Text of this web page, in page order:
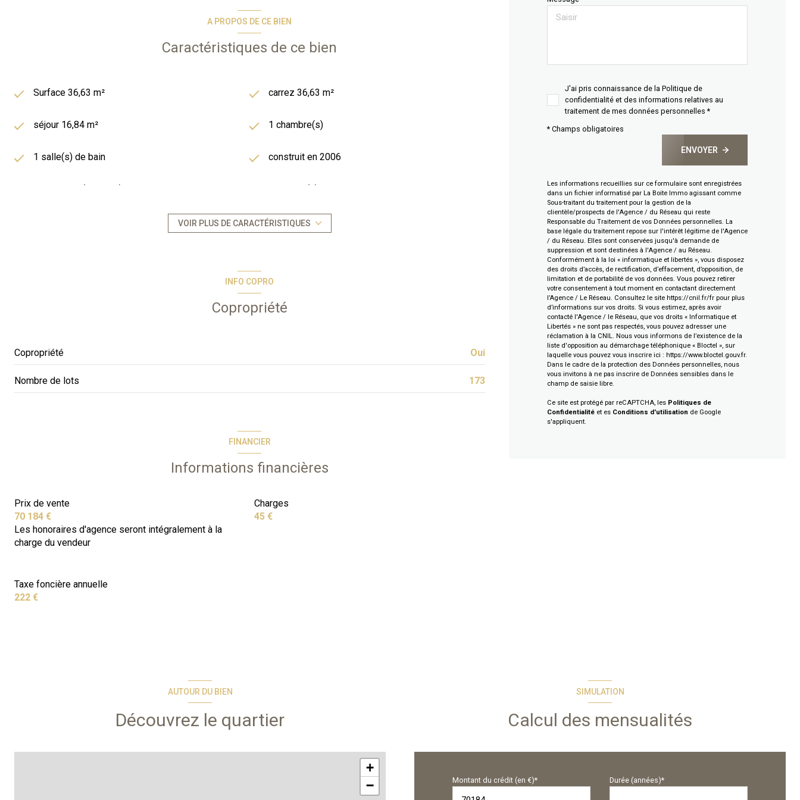
A PROPOS DE CE BIEN
Caractéristiques de ce bien
Surface 36,63 m² carrez 36,63 m²
séjour 16,84 m² 1 chambre(s)
1 salle(s) de bain construit en 2006
kitchenette (équipée) 1 parking(s)
1 niveau(x)
VOIR PLUS DE CARACTÉRISTIQUES
INFO COPRO
Copropriété
Copropriété Oui
Nombre de lots 173
FINANCIER
Informations financières
Prix de vente
70 184 €
Les honoraires d'agence seront intégralement à la
charge du vendeur
Charges
45 €
Taxe foncière annuelle
222 €
J'ai pris connaissance de la Politique de
confidentialité et des informations relatives au
traitement de mes données personnelles *
* Champs obligatoires
ENVOYER
Les informations recueillies sur ce formulaire sont enregistrées
dans un fichier informatisé par La Boite Immo agissant comme
Sous-traitant du traitement pour la gestion de la
clientèle/prospects de l'Agence / du Réseau qui reste
Responsable du Traitement de vos Données personnelles. La
base légale du traitement repose sur l'intérêt légitime de l'Agence
/ du Réseau. Elles sont conservées jusqu'à demande de
suppression et sont destinées à l'Agence / au Réseau.
Conformément à la loi « informatique et libertés », vous disposez
des droits d’accès, de rectification, d’effacement, d’opposition, de
limitation et de portabilité de vos données. Vous pouvez retirer
votre consentement à tout moment en contactant directement
l’Agence / Le Réseau. Consultez le site https://cnil.fr/frpour plus
d’informations sur vos droits. Si vous estimez, après avoir
contacté l'Agence / le Réseau, que vos droits « Informatique et
Libertés » ne sont pas respectés, vous pouvez adresser une
réclamation à la CNIL. Nous vous informons de l’existence de la
liste d'opposition au démarchage téléphonique « Bloctel », sur
laquelle vous pouvez vous inscrire ici : https://www.bloctel.gouv.fr.
Dans le cadre de la protection des Données personnelles, nous
vous invitons à ne pas inscrire de Données sensibles dans le
champ de saisie libre.
Ce site est protégé par reCAPTCHA, les Politiques de
Confidentialitéet es Conditions d'utilisation de Google
s'appliquent.
AUTOUR DU BIEN
Découvrez le quartier
+
−
SIMULATION
Calcul des mensualités
Montant du crédit (en €)* Durée (années)*